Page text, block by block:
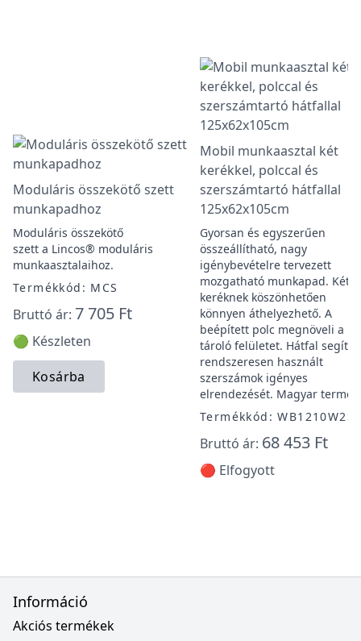
Moduláris összekötő szett
munkapadhoz
Moduláris összekötő
szett a Lincos® moduláris
munkaasztalaihoz.
Termékkód: MCS
Bruttó ár: 7 705 Ft
🟢 Készleten
Kosárba
Mobil munkaasztal két
kerékkel, polccal és
szerszámtartó hátfallal
125x62x105cm
Gyorsan és egyszerűen
összeállítható, nagy
igénybevételre tervezett
mozgatható munkapad. Két
keréknek köszönhetően
könnyen áthelyezhető. A
beépített polc megnöveli a
tároló felületet. Hátfal segíti a
rendszeresen használt
szerszámok igényes
elrendezését. Magyar termék!
Termékkód:
Bruttó ár: 68 453 Ft
🔴 Elfogyott
Információ
Akciós termékek